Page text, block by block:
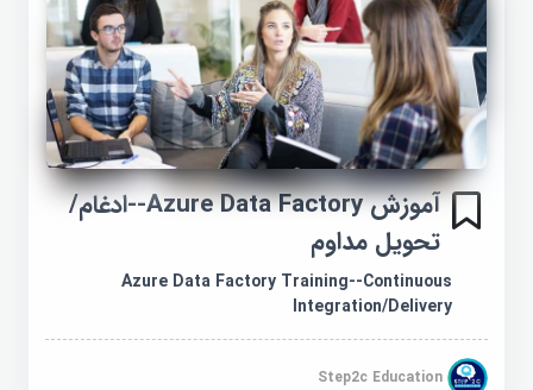
آموزش Azure Data Factory--ادغام/
تحویل مداوم
Azure Data Factory Training--Continuous
Integration/Delivery
Step2c Education